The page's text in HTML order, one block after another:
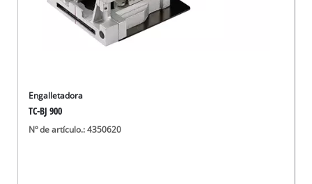
Engalletadora
TC-BJ 900
Nº de artículo.: 4350620